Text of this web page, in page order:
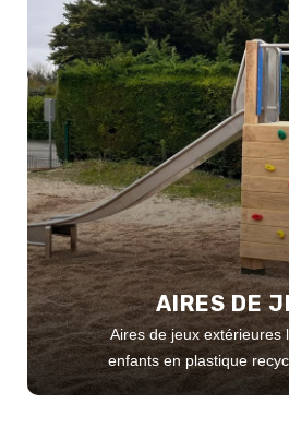
AIRES DE
Aires de jeux extérieures
enfants en plastique
adaptées aux parcs,